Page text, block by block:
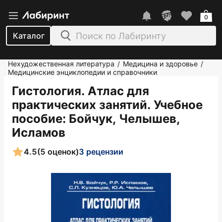
Каталог
0
Нехудожественная литература / Медицина и здоровье /
Медицинские энциклопедии и справочники
Гистология. Атлас для
практических занятий. Учебное
пособие: Бойчук, Челышев,
Исламов
4.5(5 оценок)3 рецензии